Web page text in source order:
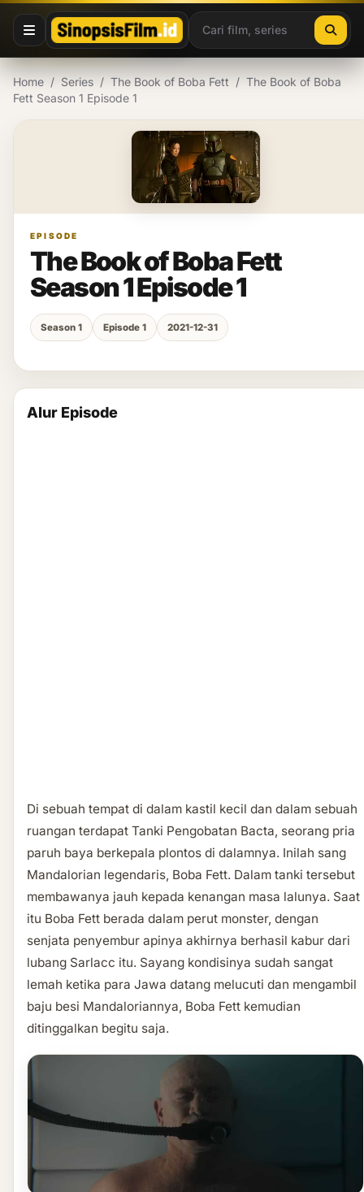
Lewati ke konten
Home / Series / The Book of Boba Fett / The Book of Boba
Fett Season 1 Episode 1
EPISODE
The Book of Boba Fett
Season 1 Episode 1
Season 1 Episode 1 2021-12-31
Alur Episode
Di sebuah tempat di dalam kastil kecil dan dalam sebuah
ruangan terdapat Tanki Pengobatan Bacta, seorang pria
paruh baya berkepala plontos di dalamnya. Inilah sang
Mandalorian legendaris, Boba Fett. Dalam tanki tersebut
membawanya jauh kepada kenangan masa lalunya. Saat
itu Boba Fett berada dalam perut monster, dengan
senjata penyembur apinya akhirnya berhasil kabur dari
lubang Sarlacc itu. Sayang kondisinya sudah sangat
lemah ketika para Jawa datang melucuti dan mengambil
baju besi Mandaloriannya, Boba Fett kemudian
ditinggalkan begitu saja.